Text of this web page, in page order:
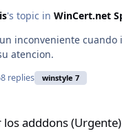
's topic in WinCert.net
inconveniente
atencion.
replies winstyle 7
los adddons (Urgente)